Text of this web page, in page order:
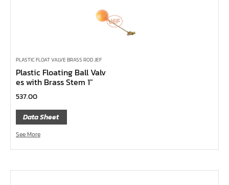
ด้ามฟรี
บ๊อกซ์เดือยโผล่
ประแจตะขอ
ประแจ L หกเหลี่ยม,ท๊อกซ์,หัวบ๊อกซ์
เหล็กส่ง, เหล็กสกัด, เหล็กตอก
ค้อน
คีม
PLASTIC FLOAT VALVE BRASS ROD JEF
Plastic Floating Ball Valv
es with Brass Stem 1″
537.00
Data Sheet
See More